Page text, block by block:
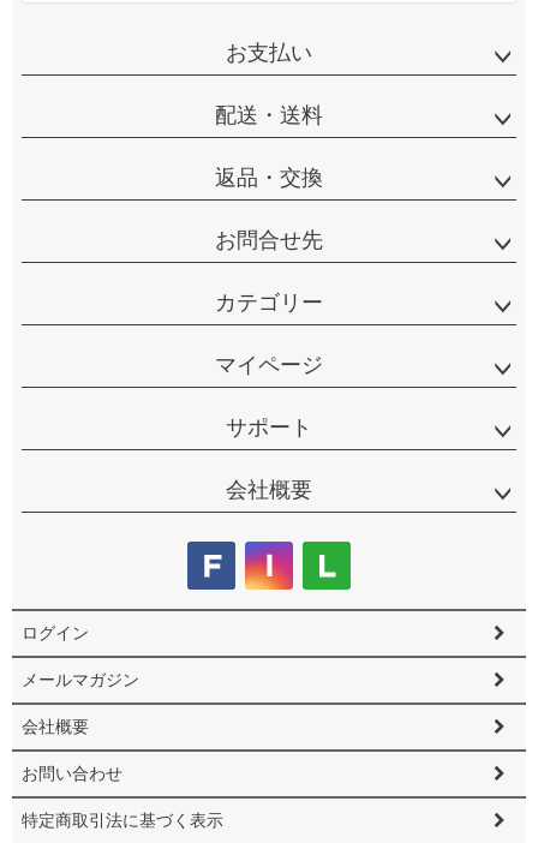
お支払い
配送・送料
返品・交換
お問合せ先
カテゴリー
マイページ
サポート
会社概要
ログイン
メールマガジン
会社概要
お問い合わせ
特定商取引法に基づく表示